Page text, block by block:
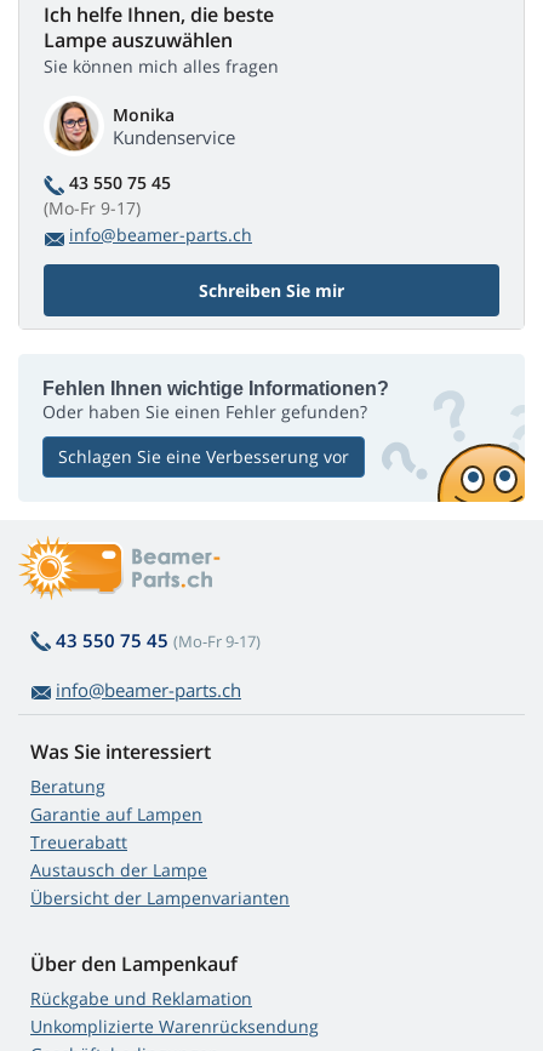
Ich helfe Ihnen, die beste
Lampe auszuwählen
Sie können mich alles fragen
Monika
Kundenservice
43 550 75 45
(Mo-Fr 9-17)
info@beamer-parts.ch
Schreiben Sie mir
Fehlen Ihnen wichtige Informationen?
Oder haben Sie einen Fehler gefunden?
Schlagen Sie eine Verbesserung vor
43 550 75 45 (Mo-Fr 9-17)
info@beamer-parts.ch
Was Sie interessiert
Beratung
Garantie auf Lampen
Treuerabatt
Austausch der Lampe
Übersicht der Lampenvarianten
Über den Lampenkauf
Rückgabe und Reklamation
Unkomplizierte Warenrücksendung